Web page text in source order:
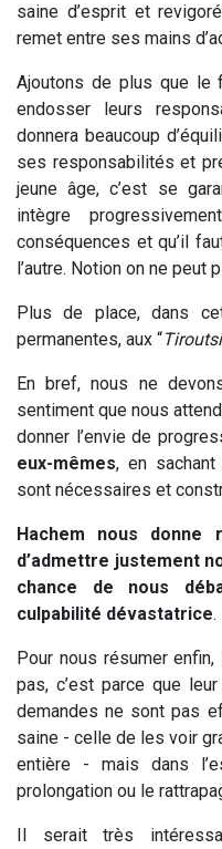
saine d’esprit et
remet entre ses mains
Ajoutons de plus que le
endosser leurs
donnera beaucoup
ses responsabilités et
jeune âge, c’est se
intègre
conséquences et qu’il
l’autre. Notion on ne peut
Plus de place, dans
permanentes, aux “
En bref, nous ne
sentiment que nous
donner l’envie de
eux-mêmes, en
sont nécessaires et
Hachem nous donne
d’admettre justement
chance de nous
culpabilité dévastatrice.
Pour nous résumer
pas, c’est parce que
demandes ne sont pas
saine - celle de les voir
entière - mais dans
prolongation ou le
Il serait très